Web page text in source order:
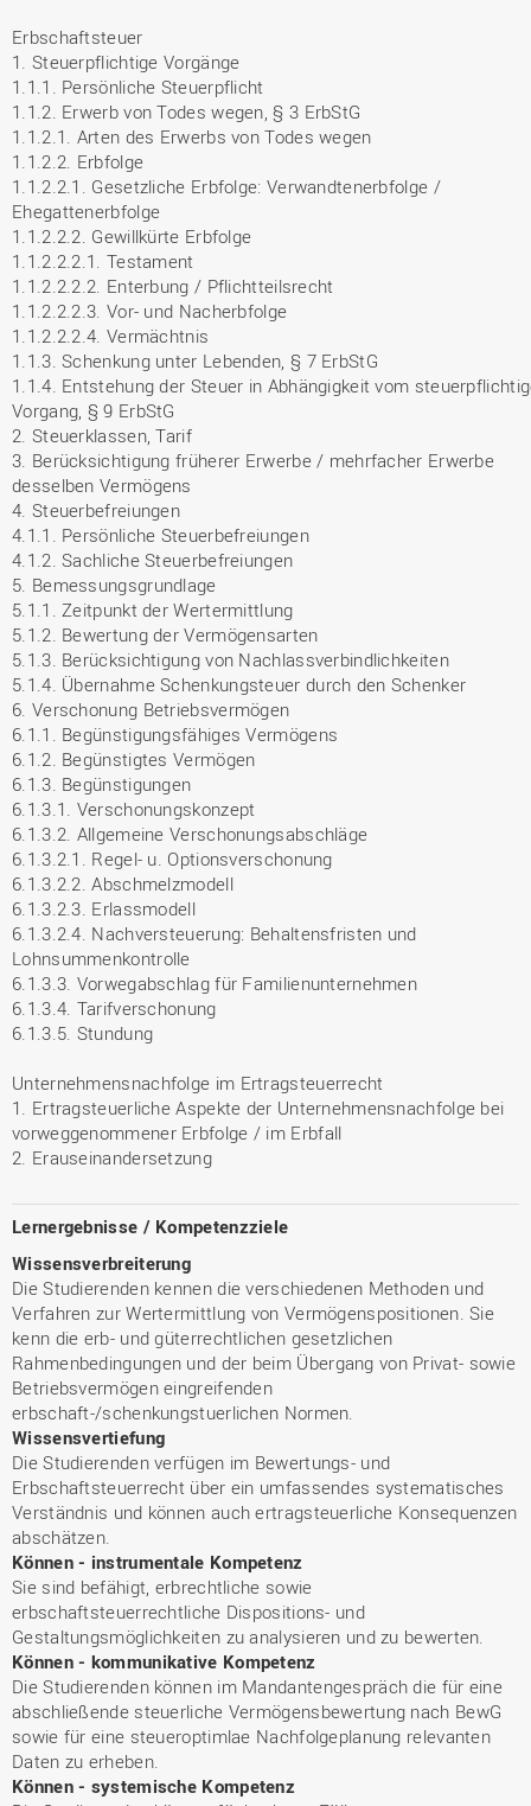
Erbschaftsteuer
1. Steuerpflichtige Vorgänge
1.1.1. Persönliche Steuerpflicht
1.1.2. Erwerb von Todes wegen, § 3 ErbStG
1.1.2.1. Arten des Erwerbs von Todes wegen
1.1.2.2. Erbfolge
1.1.2.2.1. Gesetzliche Erbfolge: Verwandtenerbfolge /
Ehegattenerbfolge
1.1.2.2.2. Gewillkürte Erbfolge
1.1.2.2.2.1. Testament
1.1.2.2.2.2. Enterbung / Pflichtteilsrecht
1.1.2.2.2.3. Vor- und Nacherbfolge
1.1.2.2.2.4. Vermächtnis
1.1.3. Schenkung unter Lebenden, § 7 ErbStG
1.1.4. Entstehung der Steuer in Abhängigkeit vom
Vorgang, § 9 ErbStG
2. Steuerklassen, Tarif
3. Berücksichtigung früherer Erwerbe / mehrfacher Erwerbe
desselben Vermögens
4. Steuerbefreiungen
4.1.1. Persönliche Steuerbefreiungen
4.1.2. Sachliche Steuerbefreiungen
5. Bemessungsgrundlage
5.1.1. Zeitpunkt der Wertermittlung
5.1.2. Bewertung der Vermögensarten
5.1.3. Berücksichtigung von Nachlassverbindlichkeiten
5.1.4. Übernahme Schenkungsteuer durch den Schenker
6. Verschonung Betriebsvermögen
6.1.1. Begünstigungsfähiges Vermögens
6.1.2. Begünstigtes Vermögen
6.1.3. Begünstigungen
6.1.3.1. Verschonungskonzept
6.1.3.2. Allgemeine Verschonungsabschläge
6.1.3.2.1. Regel- u. Optionsverschonung
6.1.3.2.2. Abschmelzmodell
6.1.3.2.3. Erlassmodell
6.1.3.2.4. Nachversteuerung: Behaltensfristen und
Lohnsummenkontrolle
6.1.3.3. Vorwegabschlag für Familienunternehmen
6.1.3.4. Tarifverschonung
6.1.3.5. Stundung
Unternehmensnachfolge im Ertragsteuerrecht
1. Ertragsteuerliche Aspekte der Unternehmensnachfolge bei
vorweggenommener Erbfolge / im Erbfall
2. Erauseinandersetzung
Lernergebnisse / Kompetenzziele
Wissensverbreiterung
Die Studierenden kennen die verschiedenen Methoden und
Verfahren zur Wertermittlung von Vermögenspositionen. Sie
kenn die erb- und güterrechtlichen gesetzlichen
Rahmenbedingungen und der beim Übergang von Privat- sowie
Betriebsvermögen eingreifenden
erbschaft-/schenkungstuerlichen Normen.
Wissensvertiefung
Die Studierenden verfügen im Bewertungs- und
Erbschaftsteuerrecht über ein umfassendes systematisches
Verständnis und können auch ertragsteuerliche Konsequenzen
abschätzen.
Können - instrumentale Kompetenz
Sie sind befähigt, erbrechtliche sowie
erbschaftsteuerrechtliche Dispositions- und
Gestaltungsmöglichkeiten zu analysieren und zu bewerten.
Können - kommunikative Kompetenz
Die Studierenden können im Mandantengespräch die für eine
abschließende steuerliche Vermögensbewertung nach BewG
sowie für eine steueroptimlae Nachfolgeplanung relevanten
Daten zu erheben.
Können - systemische Kompetenz